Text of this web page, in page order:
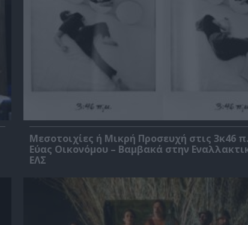
Μεσοτοιχίες ή Μικρή Προσευχή στις 3κ46
Εύας Οικονόμου – Βαμβακά στην
ΕΛΣ